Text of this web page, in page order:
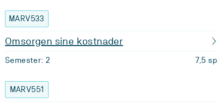
MARV533
Omsorgen sine kostnader
Semester: 2 7,5 sp
MARV551